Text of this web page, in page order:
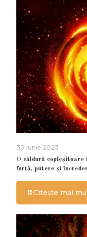
30 iunie 2023
O căldură copleșitoare
forță, putere și
Citește mai